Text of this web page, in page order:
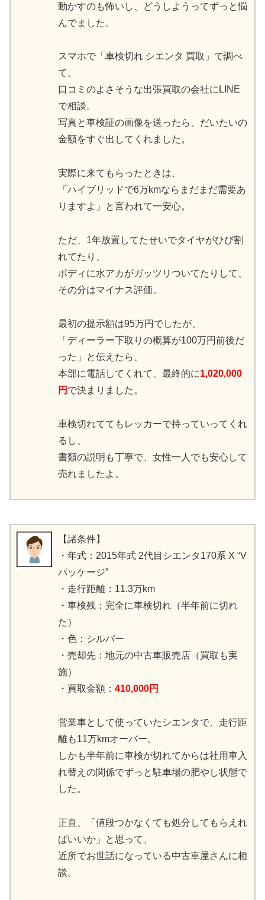
動かすのも怖いし、どうしようってずっと悩
んでました。
スマホで「車検切れ シエンタ 買取」で調べ
て、
口コミのよさそうな出張買取の会社にLINE
で相談。
写真と車検証の画像を送ったら、だいたいの
金額をすぐ出してくれました。
実際に来てもらったときは、
「ハイブリッドで6万kmならまだまだ需要あ
りますよ」と言われて一安心。
ただ、1年放置してたせいでタイヤがひび割
れてたり、
ボディに水アカがガッツリついてたりして、
その分はマイナス評価。
最初の提示額は95万円でしたが、
「ディーラー下取りの概算が100万円前後だ
った」と伝えたら、
本部に電話してくれて、最終的に1,020,000
円 で決まりました。
車検切れててもレッカーで持っていってくれ
るし、
書類の説明も丁寧で、女性一人でも安心して
売れましたよ。
【諸条件】
・年式：2015年式 2代目シエンタ170系 X “V
パッケージ”
・走行距離：11.3万km
・車検残：完全に車検切れ（半年前に切れ
た）
・色：シルバー
・売却先：地元の中古車販売店（買取も実
施）
・買取金額： 410,000円
営業車として使っていたシエンタで、走行距
離も11万kmオーバー。
しかも半年前に車検が切れてからは社用車入
れ替えの関係でずっと駐車場の肥やし状態で
した。
正直、「値段つかなくても処分してもらえれ
ばいいか」と思って、
近所でお世話になっている中古車屋さんに相
談。